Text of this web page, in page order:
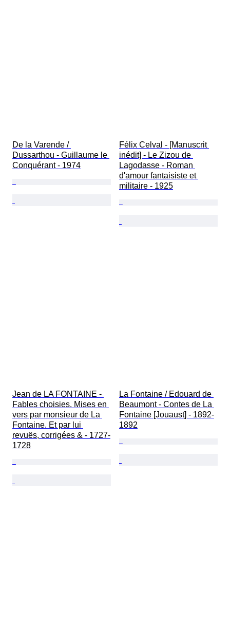
De la Varende /
Dussarthou - Guillaume le
Conquérant - 1974
Félix Celval - [Manuscrit
inédit] - Le Zizou de
Lagodasse - Roman
d'amour fantaisiste et
militaire - 1925
Jean de LA FONTAINE -
Fables choisies. Mises en
vers par monsieur de La
Fontaine. Et par lui
revuës, corrigées & - 1727-
1728
La Fontaine / Edouard de
Beaumont - Contes de La
Fontaine [Jouaust] - 1892-
1892